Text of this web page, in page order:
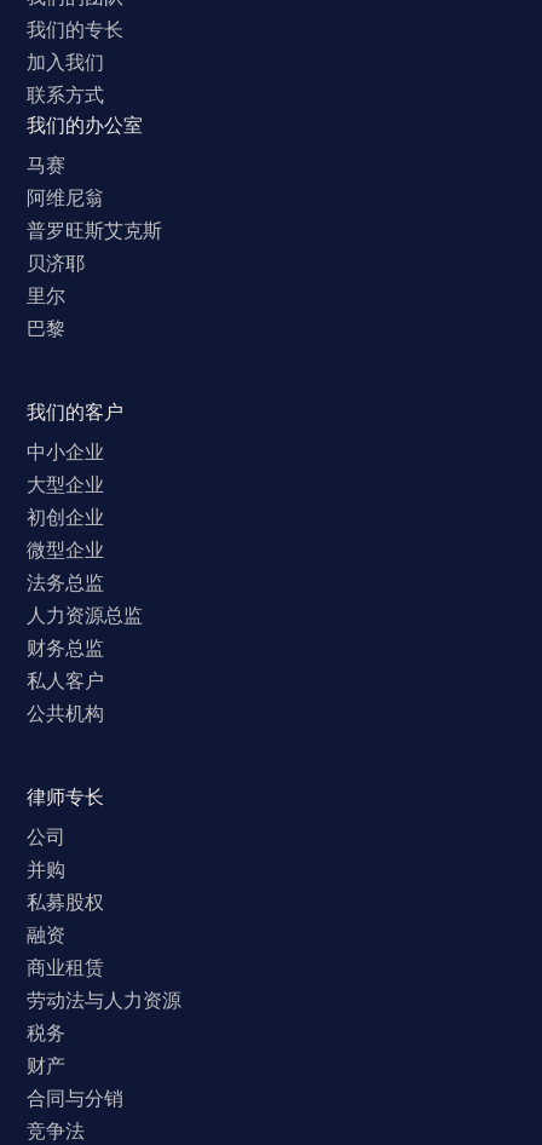
我们的专长
加入我们
联系方式
我们的办公室
马赛
阿维尼翁
普罗旺斯艾克斯
贝济耶
里尔
巴黎
我们的客户
中小企业
大型企业
初创企业
微型企业
法务总监
人力资源总监
财务总监
私人客户
公共机构
律师专长
公司
并购
私募股权
融资
商业租赁
劳动法与人力资源
税务
财产
合同与分销
竞争法